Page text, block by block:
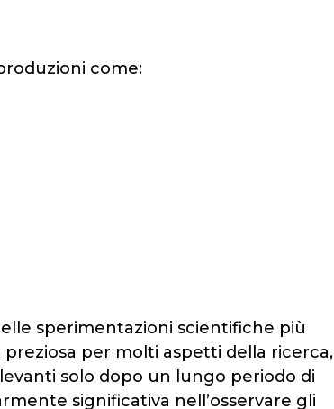
come:
sperimentazioni scientifiche più
per molti aspetti della ricerca,
solo dopo un lungo periodo di
significativa nell’osservare gli